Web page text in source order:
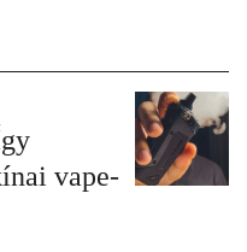
vape-